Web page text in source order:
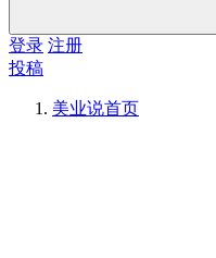
登录 注册
投稿
美业说首页